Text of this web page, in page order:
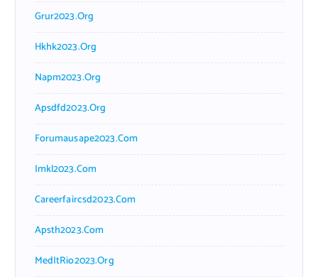
Grur2023.org
Hkhk2023.org
Napm2023.org
Apsdfd2023.org
Forumausape2023.com
Imkl2023.com
Careerfaircsd2023.com
Apsth2023.com
MedItRio2023.org